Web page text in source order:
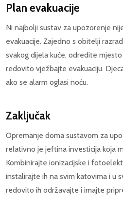
Plan evakuacije
Ni najbolji sustav za upozorenje
evakuacije. Zajedno s obitelji
svakog dijela kuće, odredite
redovito vježbajte evakuaciju.
ako se alarm oglasi noću.
Zaključak
Opremanje doma sustavom za
relativno je jeftina investicija koja
Kombinirajte ionizacijske i
instalirajte ih na svim katovima i u
redovito ih održavajte i imajte